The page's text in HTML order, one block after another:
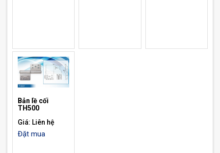
Bản lề cối
TH500
Giá: Liên hệ
Đặt mua